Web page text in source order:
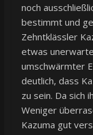
noch
bestimmt und
Zehntklässler
etwas
umschwärmter
deutlich, dass
zu sein. Da sich
Weniger
Kazuma gut